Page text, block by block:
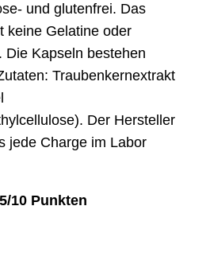
und glutenfrei. Das
keine Gelatine oder
Die Kapseln bestehen
Traubenkernextrakt
Der Hersteller
jede Charge im Labor
10 Punkten